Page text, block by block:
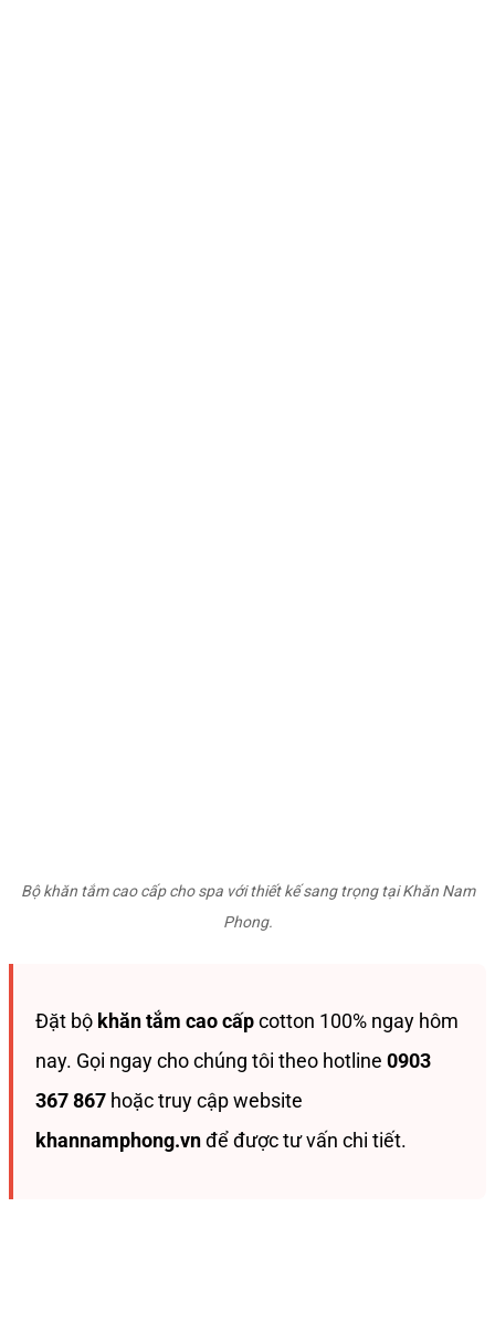
Bộ khăn tắm cao cấp cho spa với thiết kế sang trọng tại Khăn Nam
Phong.
Đặt bộ khăn tắm cao cấpcotton 100% ngay hôm
nay. Gọi ngay cho chúng tôi theo hotline 0903
367 867 hoặc truy cập website
khannamphong.vnđể được tư vấn chi tiết.